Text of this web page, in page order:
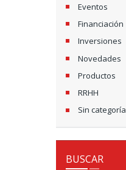
Eventos
Financiación
Inversiones
Novedades
Productos
RRHH
Sin categoría
BUSCAR